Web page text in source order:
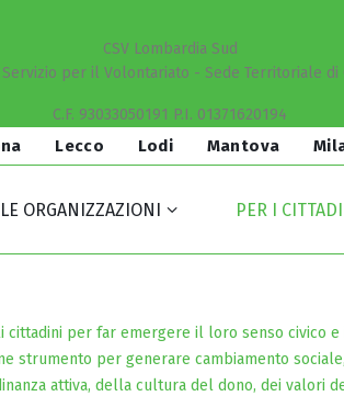
CSV Lombardia Sud
per il Volontariato - Sede Territoriale di
C.F. 93033050191 P.I. 01371620194
Lecco Lodi Mantova
ORGANIZZAZIONI PER I
per far emergere il loro senso civico
strumento per generare cambiamento
attiva, della cultura del dono, dei valori